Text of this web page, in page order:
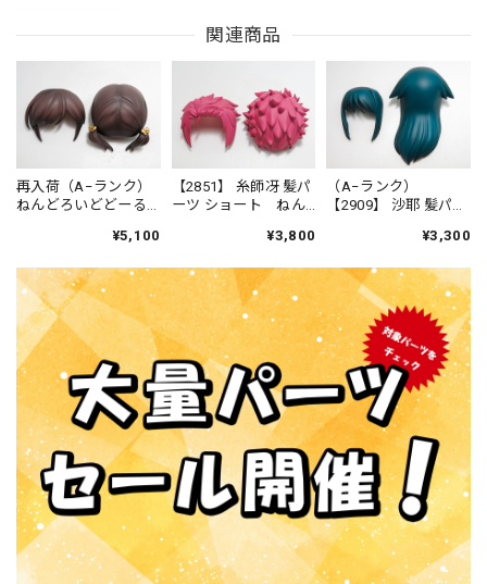
関連商品
再入荷（A−ランク）
ねんどろいどどーる
レッティ 髪パーツ お
¥5,100
【2851】 糸師冴 髪パ
ーツ ショート ねん
¥3,800
（A−ランク）
【2909】 沙耶 髪パー
¥3,300